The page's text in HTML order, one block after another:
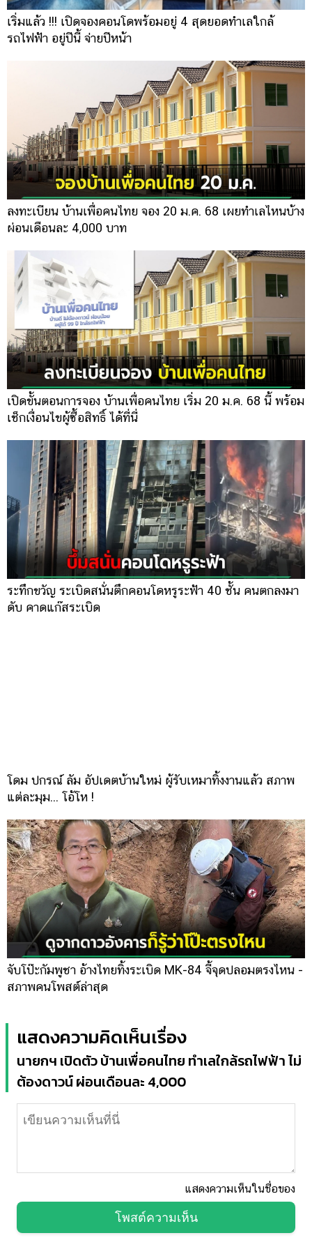
เริ่มแล้ว !!! เปิดจองคอนโดพร้อมอยู่ 4 สุดยอดทำเลใกล้
รถไฟฟ้า อยู่ปีนี้ จ่ายปีหน้า
ลงทะเบียน บ้านเพื่อคนไทย จอง 20 ม.ค. 68 เผยทำเลไหนบ้าง
ผ่อนเดือนละ 4,000 บาท
เปิดขั้นตอนการจอง บ้านเพื่อคนไทย เริ่ม 20 ม.ค. 68 นี้ พร้อม
เช็กเงื่อนไขผู้ซื้อสิทธิ์ ได้ที่นี่
ระทึกขวัญ ระเบิดสนั่นตึกคอนโดหรูระฟ้า 40 ชั้น คนตกลงมา
ดับ คาดแก๊สระเบิด
โดม ปกรณ์ ลัม อัปเดตบ้านใหม่ ผู้รับเหมาทิ้งงานแล้ว สภาพ
แต่ละมุม... โอ้โห !
จับโป๊ะกัมพูชา อ้างไทยทิ้งระเบิด MK-84 จี้จุดปลอมตรงไหน -
สภาพคนโพสต์ล่าสุด
แสดงความคิดเห็นเรื่อง
นายกฯ เปิดตัว บ้านเพื่อคนไทย ทำเลใกล้รถไฟฟ้า ไม่
ต้องดาวน์ ผ่อนเดือนละ 4,000
แสดงความเห็นในชื่อของ
โพสต์ความเห็น